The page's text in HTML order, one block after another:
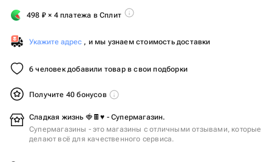
498 ₽ × 4 платежа в Сплит
Укажите адрес , и мы узнаем стоимость доставки
6 человек добавили товар в свои подборки
Получите 40 бонусов
Сладкая жизнь 🍓🍫♥️ - Супермагазин.
Супермагазины - это магазины с отличными отзывами, которые
делают всё для качественного сервиса.